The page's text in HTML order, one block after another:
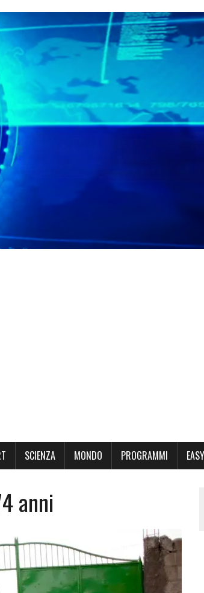
SCIENZA MONDO PROGRAMMI
anni